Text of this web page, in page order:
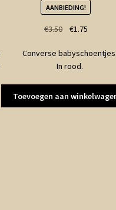
AANBIEDING!
€3.50
was:
€3.50.
€1.75Huidige
is:
Converse
In rood.
Toevoegen aan